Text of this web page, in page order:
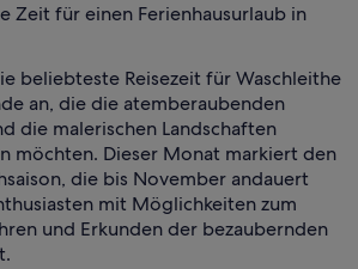
Zeit für einen Ferienhausurlaub in
beliebteste Reisezeit für Waschleithe
an, die die atemberaubenden
die malerischen Landschaften
möchten. Dieser Monat markiert den
die bis November andauert
mit Möglichkeiten zum
und Erkunden der bezaubernden